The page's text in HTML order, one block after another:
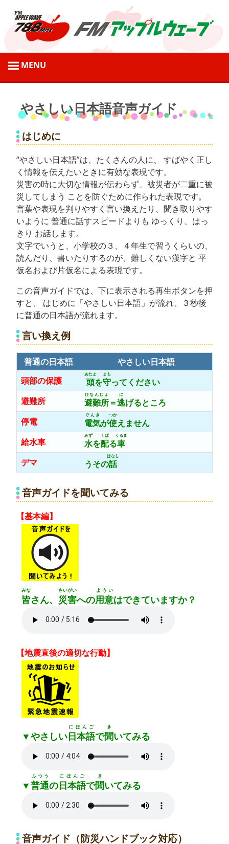
ツ
ス
弘
前
市
地
域
情
報
を
発
信
す
る
コ
ミ
ュ
テ
ィ
FM
放
送
やさしい日本語音声ガイド
はじめに
“やさしい日本語”は、たくさんの人に、 すばやく正し
く情報を伝えたいときに有効な表現です。
災害の時に大切な情報が伝わらず、被災者が二重に被
災してしまう ことを防ぐために作られた表現です。
言葉や表現を判りやすく言い換えたり、聞き取りやす
いように 普通に話すスピードよりも ゆっくり、はっ
きり お話します。
文字でいうと、小学校の３、４年生で習うくらいの、
読んだり、書いたりするのが、難しくない漢字と 平
仮名および片仮名による表現です。
この音声ガイドでは、下に表示される再生ボタンを押
すと、 はじめに「やさしい日本語」が流れ、３秒後
に普通の日本語が流れます。
言い換え例
普通の日本語
やさしい日本語
頭部の保護
頭
あたま
を守
まも
ってください
避難所
避難所
ひなんじょ
＝逃
に
げるところ
停電
電気
でんき
が使
つか
えません
給水車
水
みず
を配
くば
る車
くるま
デマ うその話
はなし
音声ガイドを聞いてみる
【基本編】
皆
みな
さん、 災害
さいがい
への用意
ようい
はできていますか？
【地震直後の適切な行動】
▼やさしい日本語
にほんご
で聞
き
いてみる
▼普通
ふつう
の日本語
にほんご
で聞
き
いてみる
音声ガイド（防災ハンドブック対応）